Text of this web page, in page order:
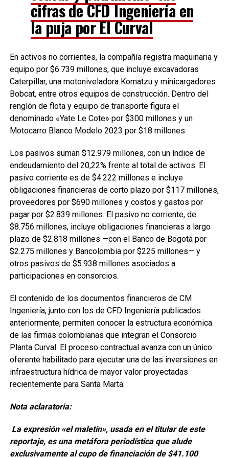
cifras de CFD Ingeniería en
la puja por El Curval
En activos no corrientes, la compañía registra maquinaria y
equipo por $6.739 millones, que incluye excavadoras
Caterpillar, una motoniveladora Komatzu y minicargadores
Bobcat, entre otros equipos de construcción. Dentro del
renglón de flota y equipo de transporte figura el
denominado «Yate Le Cote» por $300 millones y un
Motocarro Blanco Modelo 2023 por $18 millones.
Los pasivos suman $12.979 millones, con un índice de
endeudamiento del 20,22% frente al total de activos. El
pasivo corriente es de $4.222 millones e incluye
obligaciones financieras de corto plazo por $117 millones,
proveedores por $690 millones y costos y gastos por
pagar por $2.839 millones. El pasivo no corriente, de
$8.756 millones, incluye obligaciones financieras a largo
plazo de $2.818 millones —con el Banco de Bogotá por
$2.275 millones y Bancolombia por $225 millones— y
otros pasivos de $5.938 millones asociados a
participaciones en consorcios.
El contenido de los documentos financieros de CM
Ingeniería, junto con los de CFD Ingeniería publicados
anteriormente, permiten conocer la estructura económica
de las firmas colombianas que integran el Consorcio
Planta Curval. El proceso contractual avanza con un único
oferente habilitado para ejecutar una de las inversiones en
infraestructura hídrica de mayor valor proyectadas
recientemente para Santa Marta.
Nota aclaratoria:
La expresión «el maletín», usada en el titular de este
reportaje, es una metáfora periodística que alude
exclusivamente al cupo de financiación de $41.100